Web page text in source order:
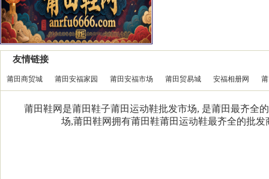
友情链接
莆田商贸城 莆田安福家园 莆田安福市场 莆田贸易城 安福相册网
莆田鞋网是莆田鞋子莆田运动鞋批发市场, 是莆田最齐全
场,莆田鞋网拥有莆田鞋莆田运动鞋最齐全的批